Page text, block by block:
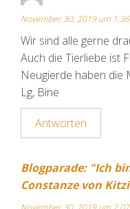
November 30, 2019 um
Wir sind alle gerne
Auch die Tierliebe ist
Neugierde haben die
Lg, Bine
Antworten
Blogparade: "Ich
Constanze von